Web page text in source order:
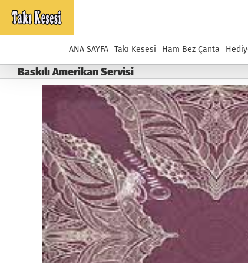
ANA SAYFA Takı Kesesi Ham Bez Çanta
Baskılı Amerikan Servisi